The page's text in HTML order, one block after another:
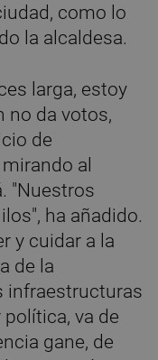
como lo
la alcaldesa.
larga, estoy
no da votos,
de
al
"Nuestros
ha añadido.
y cuidar a la
de la
infraestructuras
va de
gane, de